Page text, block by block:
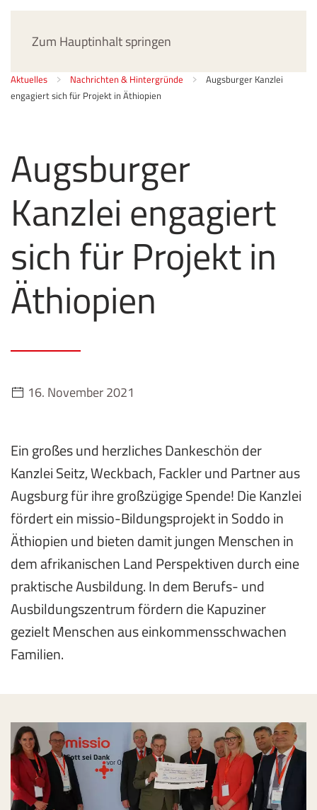
Zum Hauptinhalt springen
Aktuelles Nachrichten & Hintergründe
Augsburger Kanzlei
engagiert sich für Projekt in Äthiopien
Augsburger
Kanzlei engagiert
sich für Projekt in
Äthiopien
16. November 2021
Ein großes und herzliches Dankeschön der
Kanzlei Seitz, Weckbach, Fackler und Partner aus
Augsburg für ihre großzügige Spende! Die Kanzlei
fördert ein missio-Bildungsprojekt in Soddo in
Äthiopien und bieten damit jungen Menschen in
dem afrikanischen Land Perspektiven durch eine
praktische Ausbildung. In dem Berufs- und
Ausbildungszentrum fördern die Kapuziner
gezielt Menschen aus einkommensschwachen
Familien.